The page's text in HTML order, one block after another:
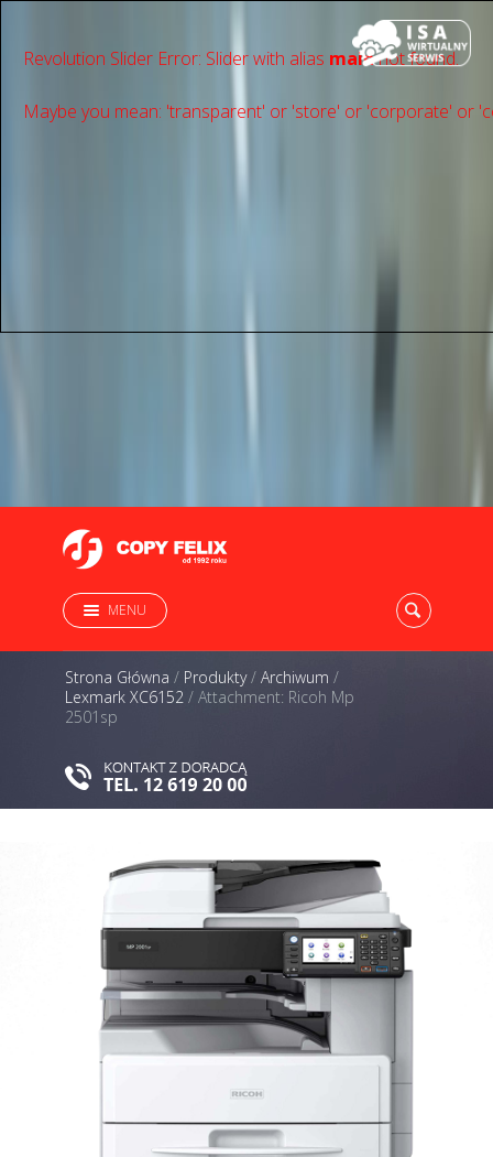
Revolution Slider Error: Slider with alias mainnot found.
Maybe you mean: 'transparent' or 'store' or 'сorporate' or
MENU
Strona Główna / Produkty/ Archiwum /
Lexmark XC6152 / Attachment: Ricoh Mp
2501sp